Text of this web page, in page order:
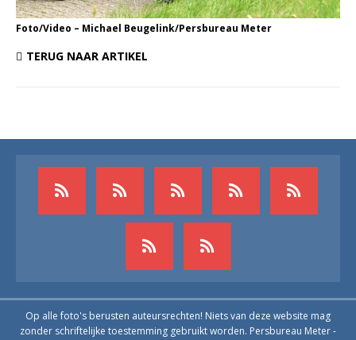
Foto/Video – Michael Beugelink/Persbureau Meter
TERUG NAAR ARTIKEL
Op alle foto's berusten auteursrechten! Niets van deze website mag
zonder schriftelijke toestemming gebruikt worden. Persbureau Meter -